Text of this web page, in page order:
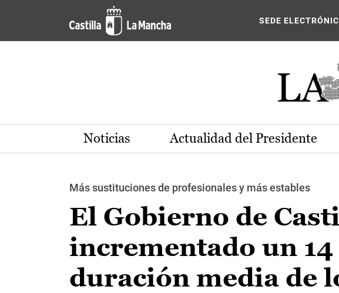
Pasar al contenido principal
SEDE
Noticias Actualidad del Presidente
Más sustituciones de profesionales y más estables
El Gobierno de
incrementado un
duración media de